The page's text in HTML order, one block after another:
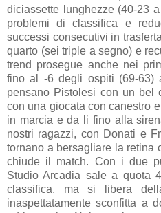
diciassette lunghezze (40-23
problemi di classifica e
successi consecutivi in
quarto (sei triple a segno) e
trend prosegue anche nei
fino al -6 degli ospiti (69-63)
pensano Pistolesi con un bel
con una giocata con canestro
in marcia e da li fino alla
nostri ragazzi, con Donati e
tornano a bersagliare la retina
chiude il match. Con i due
Studio Arcadia sale a quota
classifica, ma si libera
inaspettatamente sconfitta a